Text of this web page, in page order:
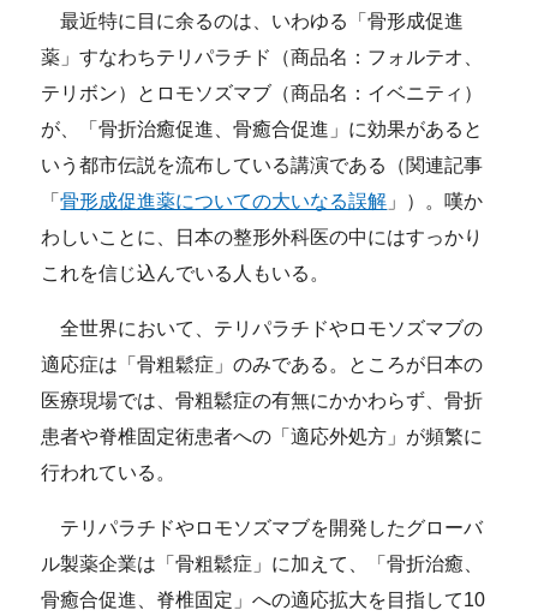
最近特に目に余るのは、いわゆる「骨形成促進
薬」すなわちテリパラチド（商品名：フォルテオ、
テリボン）とロモソズマブ（商品名：イベニティ）
が、「骨折治癒促進、骨癒合促進」に効果があると
いう都市伝説を流布している講演である（関連記事
「骨形成促進薬についての大いなる誤解 」）。嘆か
わしいことに、日本の整形外科医の中にはすっかり
これを信じ込んでいる人もいる。
全世界において、テリパラチドやロモソズマブの
適応症は「骨粗鬆症」のみである。ところが日本の
医療現場では、骨粗鬆症の有無にかかわらず、骨折
患者や脊椎固定術患者への「適応外処方」が頻繁に
行われている。
テリパラチドやロモソズマブを開発したグローバ
ル製薬企業は「骨粗鬆症」に加えて、「骨折治癒、
骨癒合促進、脊椎固定」への適応拡大を目指して10